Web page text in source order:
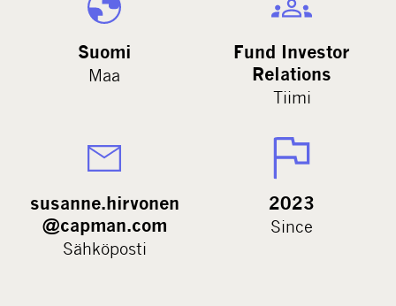
Suomi
Maa
Fund Investor
Relations
Tiimi
susanne.hirvonen
@capman.com
Sähköposti
2023
Since